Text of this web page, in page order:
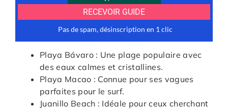
Playa Bávaro : Une plage populaire avec
des eaux calmes et cristallines.
Playa Macao : Connue pour ses vagues
parfaites pour le surf.
Juanillo Beach : Idéale pour ceux cherchant